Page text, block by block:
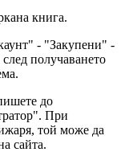
книга.
- "Закупени" -
получаването
до
При
той може да
сайта.